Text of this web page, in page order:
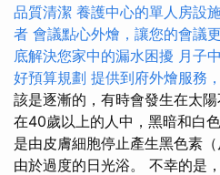
品質清潔 養護中心的單人房設
者 會議點心外燴，讓您的會議
底解決您家中的漏水困擾 月子
好預算規劃 提供到府外燴服務
該是逐漸的，有時會發生在太陽
在40歲以上的人中，黑暗和白
是由皮膚細胞停止產生黑色素
由於過度的日光浴。 不幸的是